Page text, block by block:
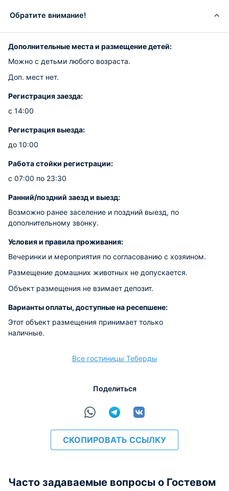
Обратите внимание!
Дополнительные места и размещение детей:
Можно с детьми любого возраста.
Доп. мест нет.
Регистрация заезда:
с 14:00
Регистрация выезда:
до 10:00
Работа стойки регистрации:
с 07:00 по 23:30
Ранний/поздний заезд и выезд:
Возможно ранее заселение и поздний выезд, по
дополнительному звонку.
Условия и правила проживания:
Вечеринки и мероприятия по согласованию с хозяином.
Размещение домашних животных не допускается.
Объект размещения не взимает депозит.
Варианты оплаты, доступные на ресепшене:
Этот объект размещения принимает только
наличные.
Все гостиницы Теберды
Поделиться
СКОПИРОВАТЬ ССЫЛКУ
Часто задаваемые вопросы о Гостевом